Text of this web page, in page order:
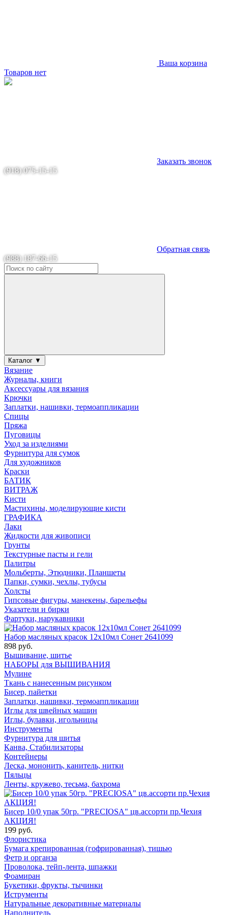
Ваша корзина
Товаров нет
Заказать звонок
(918) 075-15-15
Обратная связь
(988) 187-66-15
Каталог ▼
Вязание
Журналы, книги
Аксессуары для вязания
Крючки
Заплатки, нашивки, термоаппликации
Спицы
Пряжа
Пуговицы
Уход за изделиями
Фурнитура для сумок
Для художников
Краски
БАТИК
ВИТРАЖ
Кисти
Мастихины, моделирующие кисти
ГРАФИКА
Лаки
Жидкости для живописи
Грунты
Текстурные пасты и гели
Палитры
Мольберты, Этюдники, Планшеты
Папки, сумки, чехлы, тубусы
Холсты
Гипсовые фигуры, манекены, барельефы
Указатели и бирки
Фартуки, нарукавники
Набор масляных красок 12х10мл Сонет 2641099
898 руб.
Вышивание, шитье
НАБОРЫ для ВЫШИВАНИЯ
Мулине
Ткань с нанесенным рисунком
Бисер, пайетки
Заплатки, нашивки, термоаппликации
Иглы для швейных машин
Иглы, булавки, игольницы
Инструменты
Фурнитура для шитья
Канва, Стабилизаторы
Контейнеры
Леска, мононить, канитель, нитки
Пяльцы
Ленты, кружево, тесьма, бахрома
Бисер 10/0 упак 50гр. "PRECIOSA" цв.ассорти пр.Чехия
АКЦИЯ!
199 руб.
Флористика
Бумага крепированная (гофрированная), тишью
Фетр и органза
Проволока, тейп-лента, шпажки
Фоамиран
Букетики, фрукты, тычинки
Иструменты
Натуральные декоративные материалы
Наполнитель